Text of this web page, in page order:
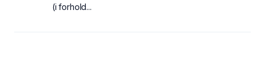
(i forhold...